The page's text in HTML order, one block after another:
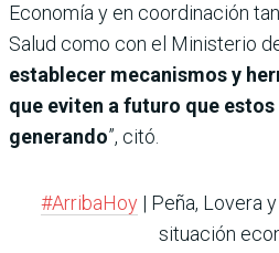
Economía y en coordinación
Salud como con el Ministerio
establecer mecanismos y
que eviten a futuro que
generando”, citó.
#ArribaHoy| Peña, Lovera
situación